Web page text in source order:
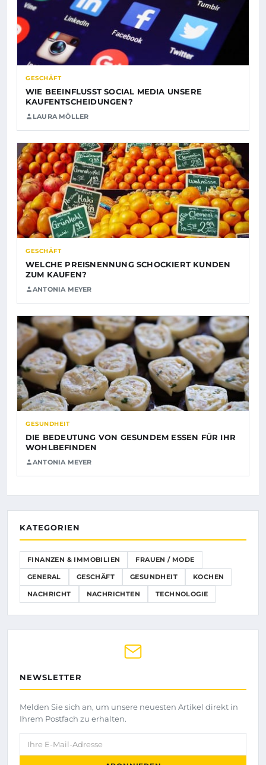
GESCHÄFT
WIE BEEINFLUSST SOCIAL MEDIA UNSERE
KAUFENTSCHEIDUNGEN?
LAURA MÖLLER
GESCHÄFT
WELCHE PREISNENNUNG SCHOCKIERT KUNDEN
ZUM KAUFEN?
ANTONIA MEYER
GESUNDHEIT
DIE BEDEUTUNG VON GESUNDEM ESSEN FÜR IHR
WOHLBEFINDEN
ANTONIA MEYER
KATEGORIEN
FINANZEN & IMMOBILIEN FRAUEN / MODE
GENERAL GESCHÄFT GESUNDHEIT KOCHEN
NACHRICHT NACHRICHTEN TECHNOLOGIE
NEWSLETTER
Melden Sie sich an, um unsere neuesten Artikel direkt in
Ihrem Postfach zu erhalten.
Ihre E-Mail-Adresse